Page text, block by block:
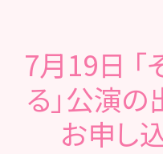
7月19日
る」公演
お申し